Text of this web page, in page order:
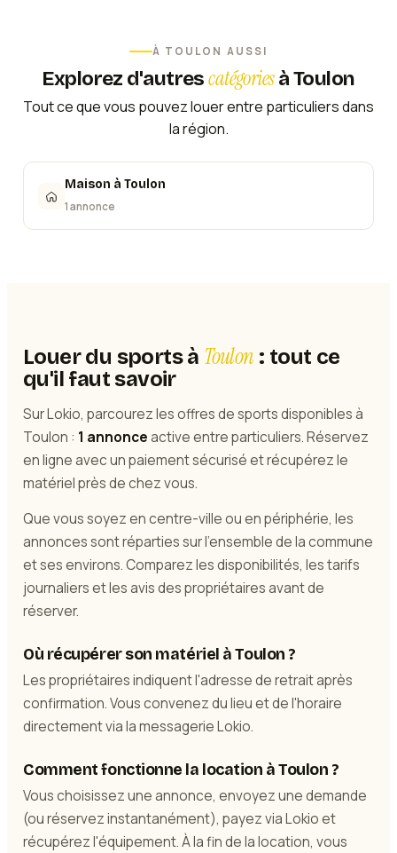
À TOULON AUSSI
Explorez d'autrescatégoriesàToulon
Tout ce que vous pouvez louer entre particuliers dans
la région.
Maison à Toulon
1 annonce
Louer du sports à Toulon : tout ce
qu'il faut savoir
Sur Lokio, parcourez les offres de sports disponibles à
Toulon : 1 annonceactive entre particuliers. Réservez
en ligne avec un paiement sécurisé et récupérez le
matériel près de chez vous.
Que vous soyez en centre-ville ou en périphérie, les
annonces sont réparties sur l'ensemble de la commune
et ses environs. Comparez les disponibilités, les tarifs
journaliers et les avis des propriétaires avant de
réserver.
Où récupérer son matériel à Toulon ?
Les propriétaires indiquent l'adresse de retrait après
confirmation. Vous convenez du lieu et de l'horaire
directement via la messagerie Lokio.
Comment fonctionne la location à Toulon ?
Vous choisissez une annonce, envoyez une demande
(ou réservez instantanément), payez via Lokio et
récupérez l'équipement. À la fin de la location, vous